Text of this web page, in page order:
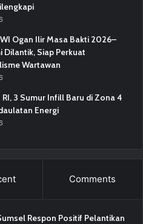
Ogan Ilir Masa Bakti 2026–
Dilantik, Siap Perkuat
Wartawan
RI, 3 Sumur Infill Baru di Zona 4
Energi
Comments
Respon Positif Pelantikan